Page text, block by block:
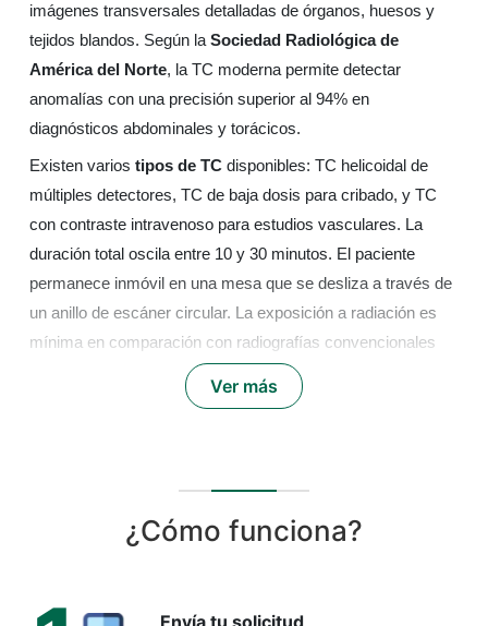
imágenes transversales detalladas de órganos, huesos y
tejidos blandos. Según la Sociedad Radiológica de
América del Norte, la TC moderna permite detectar
anomalías con una precisión superior al 94% en
diagnósticos abdominales y torácicos.
Existen varios tipos de TC disponibles: TC helicoidal de
múltiples detectores, TC de baja dosis para cribado, y TC
con contraste intravenoso para estudios vasculares. La
duración total oscila entre 10 y 30 minutos. El paciente
permanece inmóvil en una mesa que se desliza a través de
un anillo de escáner circular. La exposición a radiación es
mínima en comparación con radiografías convencionales
En Turquía, los centros de diagnóstico utilizan equipos de
europeos y estadounidenses. Esta combinación garantiza
resultados confiables para pacientes locales e
Ver más
¿Cómo funciona?
Envía tu solicitud